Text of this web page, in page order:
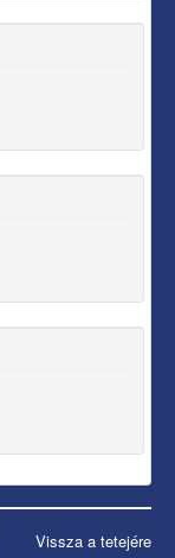
Vissza a tetejére